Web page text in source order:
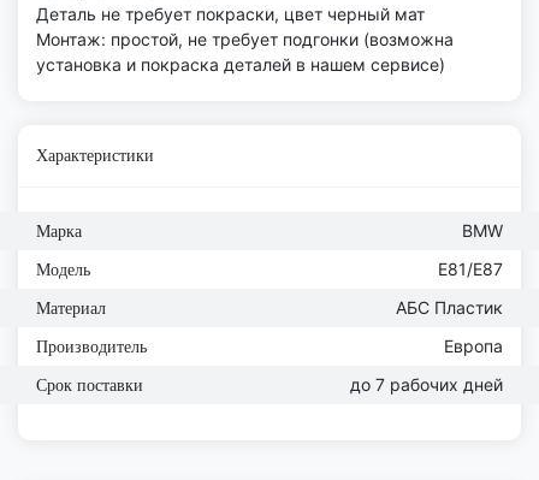
Деталь не требует покраски, цвет черный мат
Монтаж: простой, не требует подгонки (возможна
установка и покраска деталей в нашем сервисе)
Характеристики
Марка BMW
Модель E81/E87
Материал АБС Пластик
Производитель Европа
Срок поставки до 7 рабочих дней